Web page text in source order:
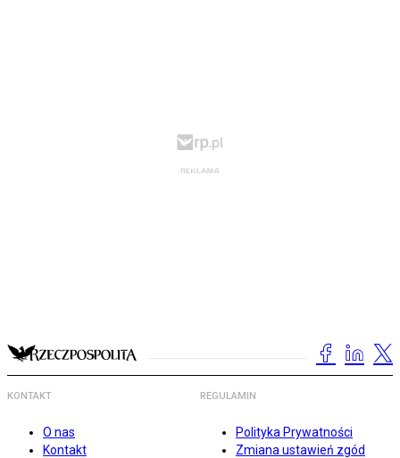
KONTAKT
O nas
Kontakt
REGULAMIN
Polityka Prywatności
Zmiana ustawień zgód